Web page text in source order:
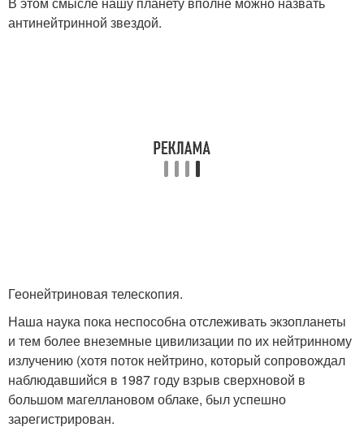
антинейтринной звездой.
Геонейтриновая телескопия.
Наша наука пока неспособна отслеживать экзопланеты
и тем более внеземные цивилизации по их нейтринному
излучению (хотя поток нейтрино, который сопровождал
наблюдавшийся в 1987 году взрыв сверхновой в
большом магеллановом облаке, был успешно
зарегистрирован.